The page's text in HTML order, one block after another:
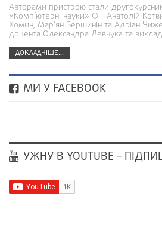
Авторами пристрою стали
«Комп’ютерні науки» ФІТ Анатолій
Хомин, Мар’ян Вершинін та Адріан
доцента Олександра Левчука та
ДОКЛАДНІШЕ...
МИ У FACEBOOK
УЖНУ В YOUTUBE –